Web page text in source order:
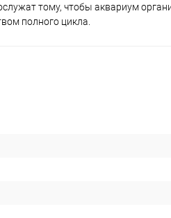
тому, чтобы аквариум
полного цикла.